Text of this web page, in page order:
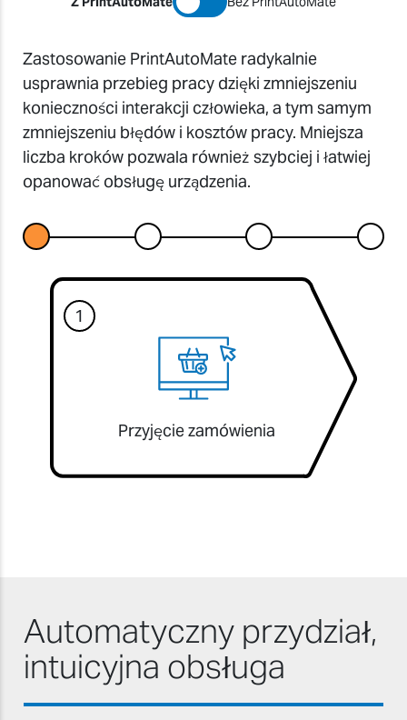
Zastosowanie PrintAutoMate radykalnie
usprawnia przebieg pracy dzięki zmniejszeniu
konieczności interakcji człowieka, a tym samym
zmniejszeniu błędów i kosztów pracy. Mniejsza
liczba kroków pozwala również szybciej i łatwiej
opanować obsługę urządzenia.
1
Przyjęcie zamówienia
Automatyczny przydział,
intuicyjna obsługa